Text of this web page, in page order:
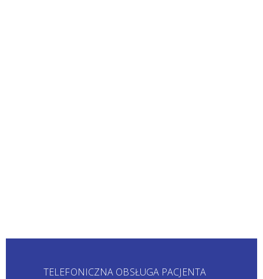
TELEFONICZNA OBSŁUGA PACJENTA